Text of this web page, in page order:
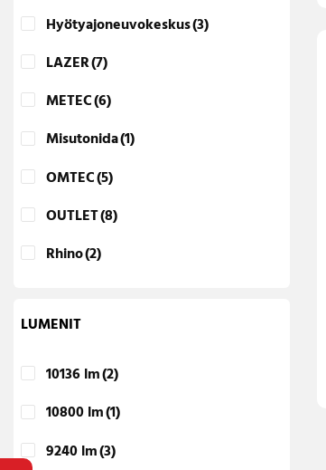
Hyötyajoneuvokeskus(3)
LAZER(7)
METEC(6)
Misutonida(1)
OMTEC(5)
OUTLET(8)
Rhino(2)
LUMENIT
10136 lm(2)
10800 lm(1)
9240 lm(3)